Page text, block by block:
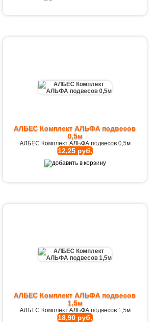
АЛБЕС Комплект АЛЬФА подвесов
0,5м
АЛБЕС Комплект АЛЬФА подвесов 0,5м
12,25 руб.
АЛБЕС Комплект АЛЬФА подвесов
1,5м
АЛБЕС Комплект АЛЬФА подвесов 1,5м
18,90 руб.